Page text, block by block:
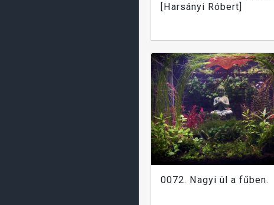
[Harsányi Róbert]
0072. Nagyi ül a fűben.